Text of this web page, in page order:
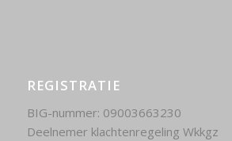
REGISTRATIE
BIG-nummer: 09003663230
Deelnemer klachtenregeling Wkkgz